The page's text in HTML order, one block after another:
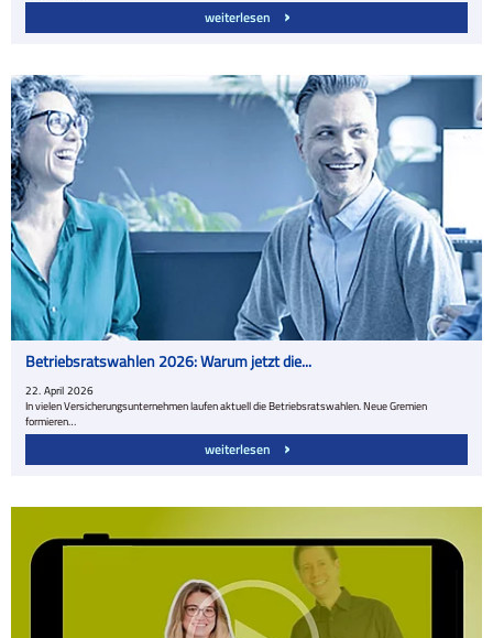
weiterlesen
Betriebsratswahlen 2026: Warum jetzt die...
22. April 2026
In vielen Versicherungsunternehmen laufen aktuell die Betriebsratswahlen. Neue Gremien
formieren…
weiterlesen